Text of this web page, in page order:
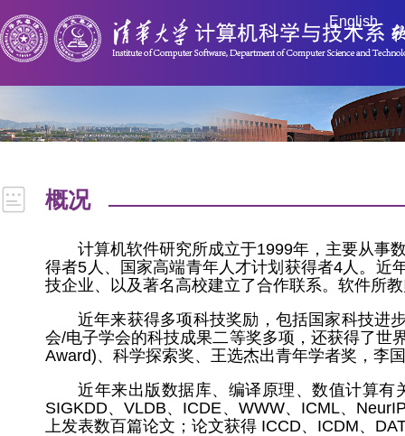
校内外研究机
构
English
概况
计算机软件研究所成立于1999年，主要从事
得者5人、国家高端青年人才计划获得者4人。近
技企业、以及著名高校建立了合作联系。软件所
近年来获得多项科技奖励，包括国家科技进
会/电子学会的科技成果二等奖多项，还获得了世
Award)、科学探索奖、王选杰出青年学者奖，李
近年来出版数据库、编译原理、数值计算
SIGKDD、VLDB、ICDE、WWW、ICML、
上发表数百篇论文；论文获得 ICCD、ICDM、